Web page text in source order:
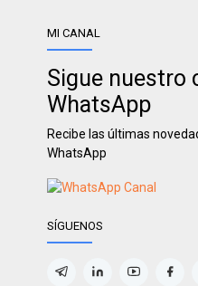
MI CANAL
Sigue nuestro
WhatsApp
Recibe las últimas
WhatsApp
SÍGUENOS